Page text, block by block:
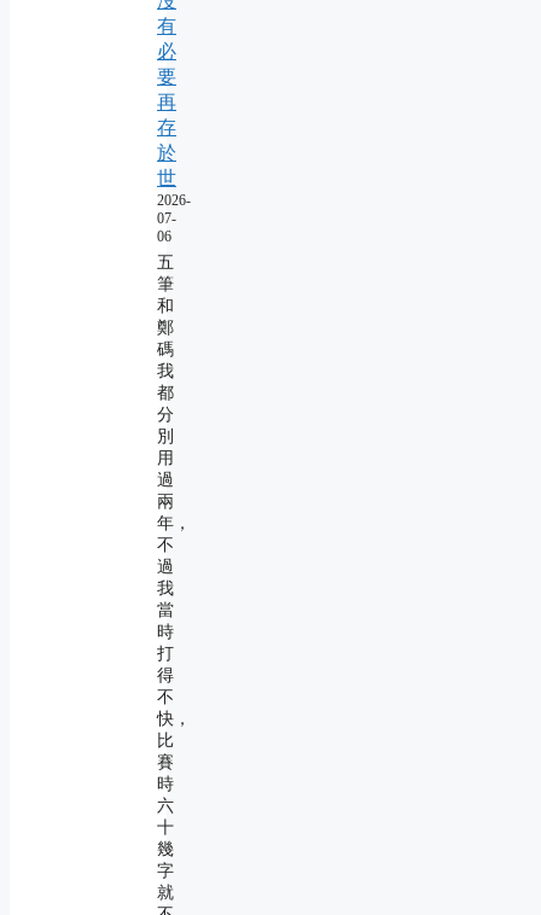
有
必
要
再
存
於
世
2026-
07-
06
五
筆
和
鄭
碼
我
都
分
別
用
過
兩
年，
不
過
我
當
時
打
得
不
快，
比
賽
時
六
十
幾
字
就